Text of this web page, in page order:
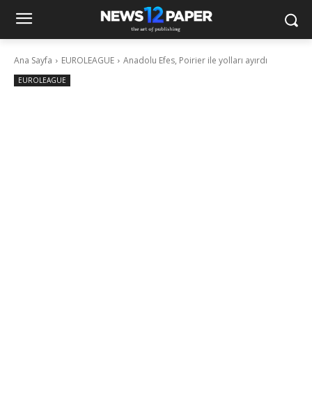
Ana Sayfa EUROLEAGUE Anadolu Efes, Poirier ile yolları ayırdı
EUROLEAGUE